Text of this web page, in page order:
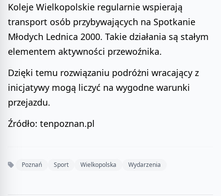
Koleje Wielkopolskie regularnie wspierają
transport osób przybywających na Spotkanie
Młodych Lednica 2000. Takie działania są stałym
elementem aktywności przewoźnika.
Dzięki temu rozwiązaniu podróżni wracający z
inicjatywy mogą liczyć na wygodne warunki
przejazdu.
Źródło: tenpoznan.pl
Poznań Sport Wielkopolska Wydarzenia